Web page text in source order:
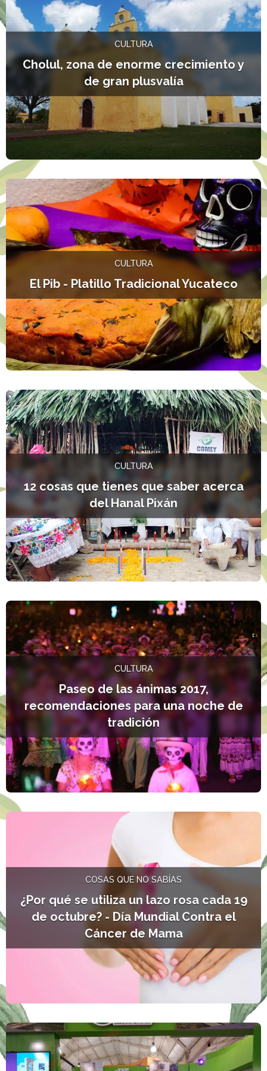
CULTURA
Cholul, zona de enorme crecimiento y
de gran plusvalía
CULTURA
El Pib - Platillo Tradicional Yucateco
CULTURA
12 cosas que tienes que saber acerca
del Hanal Pixán
CULTURA
Paseo de las ánimas 2017,
recomendaciones para una noche de
tradición
COSAS QUE NO SABÍAS
¿Por qué se utiliza un lazo rosa cada 19
de octubre? - Día Mundial Contra el
Cáncer de Mama